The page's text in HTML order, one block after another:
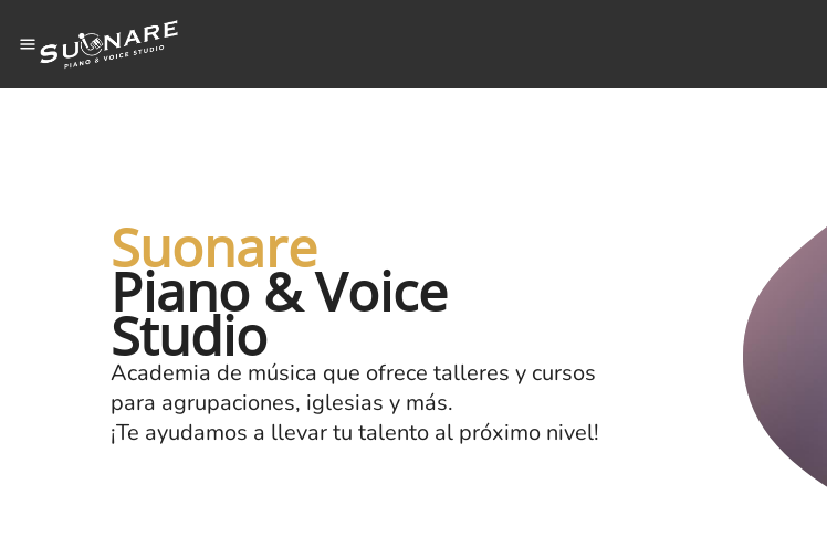
Suonare
Piano & Voice
Studio
Academia de música que ofrece talleres y cursos
para agrupaciones, iglesias y más.
¡Te ayudamos a llevar tu talento al próximo nivel!